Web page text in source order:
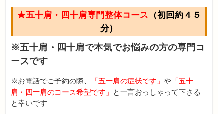
★五十肩・四十肩専門整体コース （初回約４５
分）
※五十肩・四十肩で本気でお悩みの方の専門コ
ースです
※お電話でご予約の際、 「五十肩の症状です」や 「五十
肩・四十肩のコース希望です」
と一言おっしゃって下さる
と幸いです